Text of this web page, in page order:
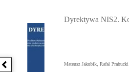
Poprzednia książka
Dyrektywa NIS2.
Mateusz Jakubik, Rafał Prabucki